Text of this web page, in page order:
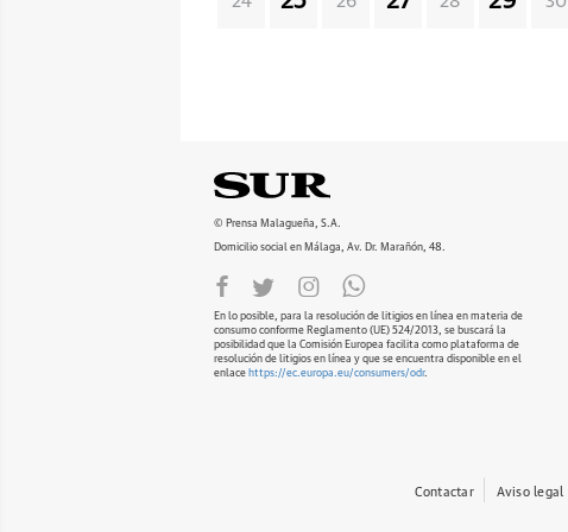
© Prensa Malagueña, S.A.
Domicilio social en Málaga, Av. Dr. Marañón, 48.
En lo posible, para la resolución de litigios en línea en materia de
consumo conforme Reglamento (UE) 524/2013, se buscará la
posibilidad que la Comisión Europea facilita como plataforma de
resolución de litigios en línea y que se encuentra disponible en el
enlace https://ec.europa.eu/consumers/odr.
Contactar Aviso legal